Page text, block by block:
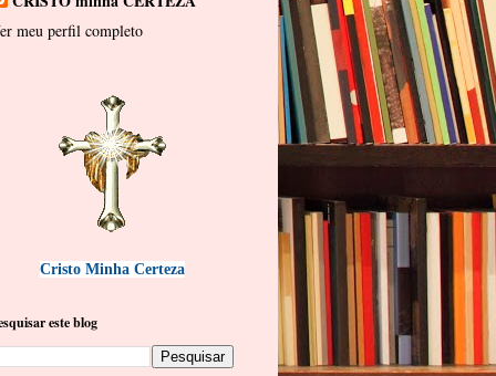
meu perfil completo
Cristo Minha Certeza
este blog